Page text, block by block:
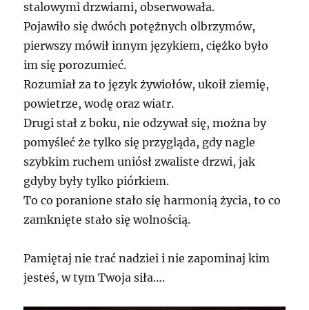
stalowymi drzwiami, obserwowała.
Pojawiło się dwóch potężnych olbrzymów,
pierwszy mówił innym językiem, ciężko było
im się porozumieć.
Rozumiał za to język żywiołów, ukoił ziemię,
powietrze, wodę oraz wiatr.
Drugi stał z boku, nie odzywał się, można by
pomyśleć że tylko się przygląda, gdy nagle
szybkim ruchem uniósł zwaliste drzwi, jak
gdyby były tylko piórkiem.
To co poranione stało się harmonią życia, to co
zamknięte stało się wolnością.
Pamiętaj nie trać nadziei i nie zapominaj kim
jesteś, w tym Twoja siła….